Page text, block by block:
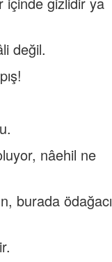
değil.
nâehil ne
burada ödağacı